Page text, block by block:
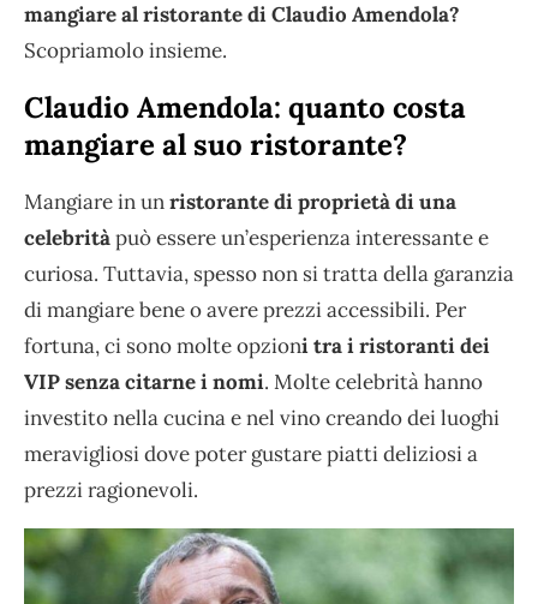
mangiare al ristorante di Claudio Amendola?
Scopriamolo insieme.
Claudio Amendola: quanto costa
mangiare al suo ristorante?
Mangiare in unristorante di proprietà di una
celebritàpuò essere un’esperienza interessante e
curiosa. Tuttavia, spesso non si tratta della garanzia
di mangiare bene o avere prezzi accessibili. Per
fortuna, ci sono molte opzioni tra i ristoranti dei
VIP senza citarne i nomi. Molte celebrità hanno
investito nella cucina e nel vino creando dei luoghi
meravigliosi dove poter gustare piatti deliziosi a
prezzi ragionevoli.